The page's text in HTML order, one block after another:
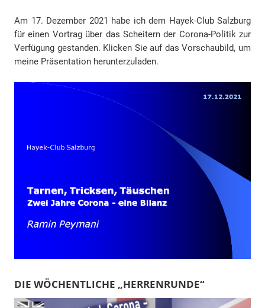
Am 17. Dezember 2021 habe ich dem Hayek-Club Salzburg
für einen Vortrag über das Scheitern der Corona-Politik zur
Verfügung gestanden. Klicken Sie auf das Vorschaubild, um
meine Präsentation herunterzuladen.
DIE WÖCHENTLICHE „HERRENRUNDE“